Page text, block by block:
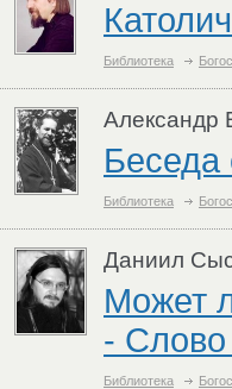
Библиотека
Александр
Беседа
Библиотека
Даниил
Может
- Слово
Библиотека